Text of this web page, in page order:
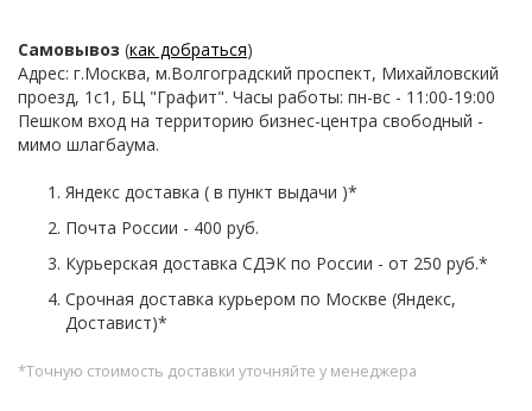
Самовывоз (как добраться)
Адрес: г.Москва, м.Волгоградский проспект, Михайловский
проезд, 1с1, БЦ "Графит". Часы работы: пн-вс - 11:00-19:00
Пешком вход на территорию бизнес-центра свободный -
мимо шлагбаума.
Яндекс доставка ( в пункт выдачи )*
Почта России - 400 руб.
Курьерская доставка СДЭК по России - от 250 руб.*
Срочная доставка курьером по Москве (Яндекс,
Доставист)*
*Точную стоимость доставки уточняйте у менеджера